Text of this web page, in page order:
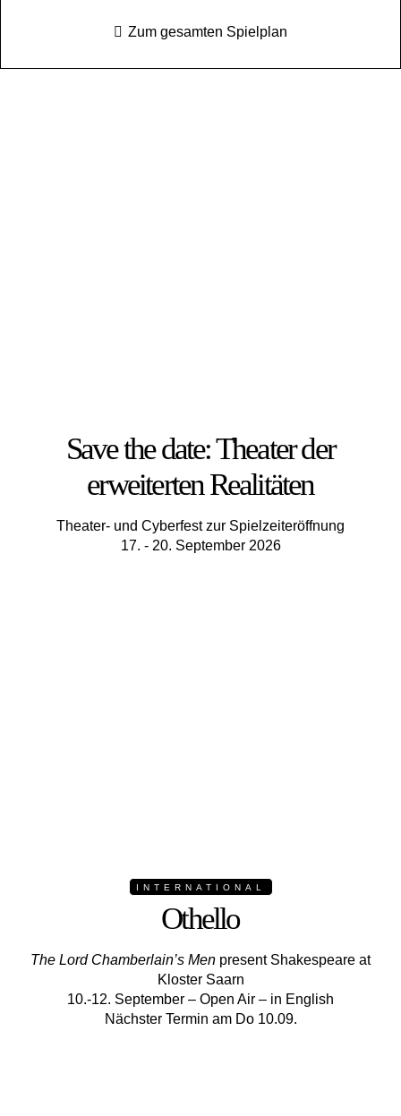
Zum gesamten Spielplan
Save the date: Theater der
erweiterten Realitäten
Theater- und Cyberfest zur Spielzeiteröffnung
17. - 20. September 2026
INTERNATIONAL
Othello
The Lord Chamberlain’s Men present Shakespeare at
Kloster Saarn
10.-12. September – Open Air – in English
Nächster Termin am Do 10.09.